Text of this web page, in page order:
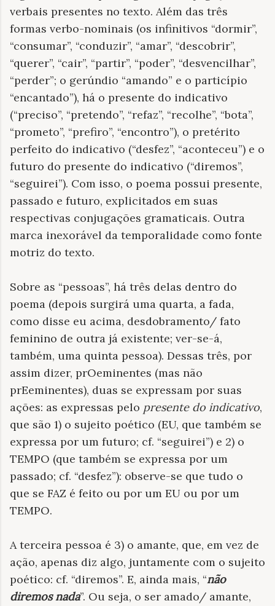
verbais presentes no texto. Além das três
formas verbo-nominais (os infinitivos “dormir”,
“consumar”, “conduzir”, “amar”, “descobrir”,
“querer”, “cair”, “partir”, “poder”, “desvencilhar”,
“perder”; o gerúndio “amando” e o particípio
“encantado”), há o presente do indicativo
(“preciso”, “pretendo”, “refaz”, “recolhe”, “bota”,
“prometo”, “prefiro”, “encontro”), o pretérito
perfeito do indicativo (“desfez”, “aconteceu”) e o
futuro do presente do indicativo (“diremos”,
“seguirei”). Com isso, o poema possui presente,
passado e futuro, explicitados em suas
respectivas conjugações gramaticais. Outra
marca inexorável da temporalidade como fonte
motriz do texto.
Sobre as “pessoas”, há três delas dentro do
poema (depois surgirá uma quarta, a fada,
como disse eu acima, desdobramento/ fato
feminino de outra já existente; ver-se-á,
também, uma quinta pessoa). Dessas três, por
assim dizer, prOeminentes (mas não
prEeminentes), duas se expressam por suas
ações: as expressas pelo presente do indicativo,
que são 1) o sujeito poético (EU, que também se
expressa por um futuro; cf. “seguirei”) e 2) o
TEMPO (que também se expressa por um
passado; cf. “desfez”): observe-se que tudo o
que se FAZ é feito ou por um EU ou por um
TEMPO.
A terceira pessoa é 3) o amante, que, em vez de
ação, apenas diz algo, juntamente com o sujeito
poético: cf. “diremos”. E, ainda mais, “não
diremos nada”. Ou seja, o ser amado/ amante,